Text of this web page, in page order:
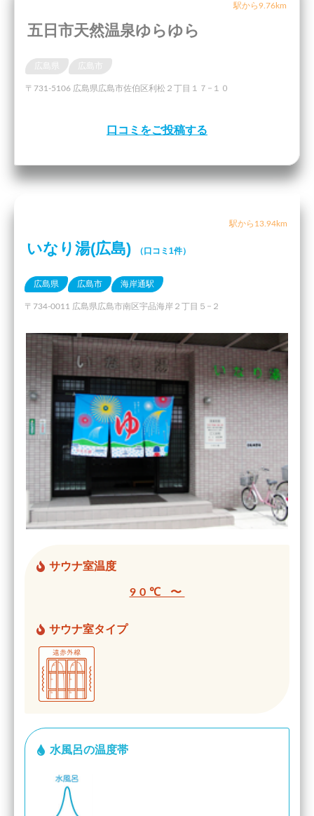
駅から9.76km
五日市天然温泉ゆらゆら
広島県 広島市
〒731-5106 広島県広島市佐伯区利松２丁目１７−１０
口コミをご投稿する
駅から13.94km
いなり湯(広島) （口コミ1件）
広島県 広島市 海岸通駅
〒734-0011 広島県広島市南区宇品海岸２丁目５−２
サウナ室温度
90℃ 〜
サウナ室タイプ
水風呂の温度帯